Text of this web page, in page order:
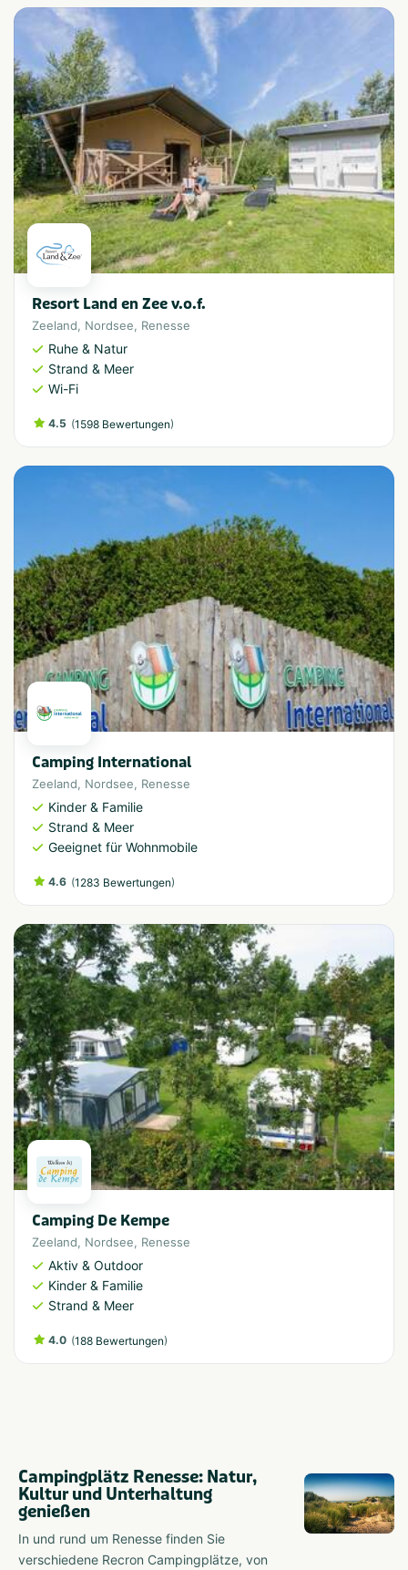
Resort Land en Zee v.o.f.
Zeeland, Nordsee, Renesse
Ruhe & Natur
Strand & Meer
Wi-Fi
4.5 (1598 Bewertungen)
Camping International
Zeeland, Nordsee, Renesse
Kinder & Familie
Strand & Meer
Geeignet für Wohnmobile
4.6 (1283 Bewertungen)
Camping De Kempe
Zeeland, Nordsee, Renesse
Aktiv & Outdoor
Kinder & Familie
Strand & Meer
4.0 (188 Bewertungen)
Campingplätz Renesse: Natur,
Kultur und Unterhaltung
genießen
In und rund um Renesse finden Sie
verschiedene Recron Campingplätze, von